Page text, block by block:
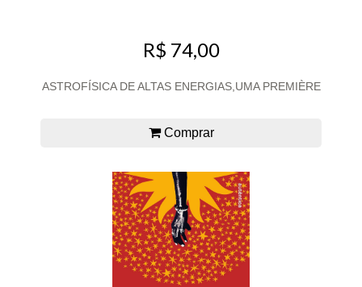
R$ 74,00
ASTROFÍSICA DE ALTAS ENERGIAS,UMA PREMIÈRE
Comprar